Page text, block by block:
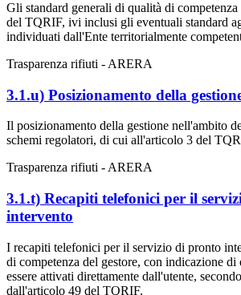
Gli standard generali di qualità di competenza
del TQRIF, ivi inclusi gli eventuali standard
individuati dall'Ente territorialmente
Trasparenza rifiuti - ARERA
3.1.u) Posizionamento della
Il posizionamento della gestione nell'ambito
schemi regolatori, di cui all'articolo 3 del
Trasparenza rifiuti - ARERA
3.1.t) Recapiti telefonici per il
intervento
I recapiti telefonici per il servizio di pronto
di competenza del gestore, con indicazione di
essere attivati direttamente dall'utente,
dall'articolo 49 del TQRIF.